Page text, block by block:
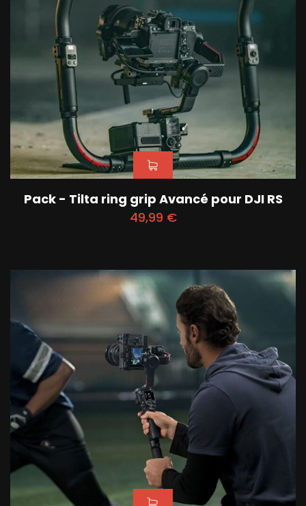
Pack - Tilta ring grip Avancé pour DJI RS
49,99 €